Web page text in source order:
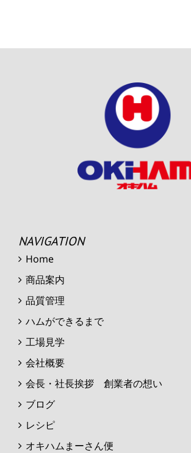
NAVIGATION
Home
商品案内
品質管理
ハムができるまで
工場見学
会社概要
会長・社長挨拶 創業者の想い
ブログ
レシピ
オキハムまーさん便